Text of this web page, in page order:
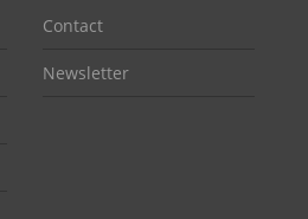
Contact
Newsletter